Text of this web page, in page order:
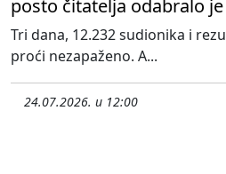
posto čitatelja odabralo
Tri dana, 12.232 sudionika i
proći nezapaženo. A...
24.07.2026. u 12:00